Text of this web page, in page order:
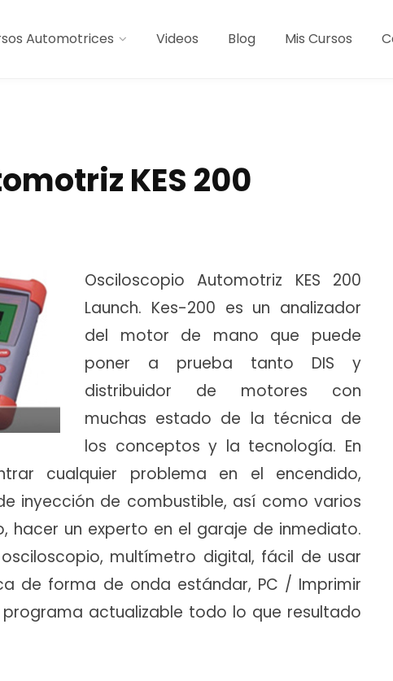
Automotrices Videos Blog Mis Cursos
KES 200
Osciloscopio Automotriz KES 200
Launch. Kes-200 es un analizador
del motor de mano que puede
poner a prueba tanto DIS y
distribuidor de motores con
muchas estado de la técnica de
los conceptos y la tecnología. En
cualquier problema en el encendido,
inyección de combustible, así como varios
hacer un experto en el garaje de inmediato.
multímetro digital, fácil de usar
de forma de onda estándar, PC / Imprimir
actualizable todo lo que resultado